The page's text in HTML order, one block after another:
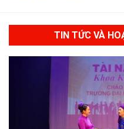
TIN TỨC VÀ